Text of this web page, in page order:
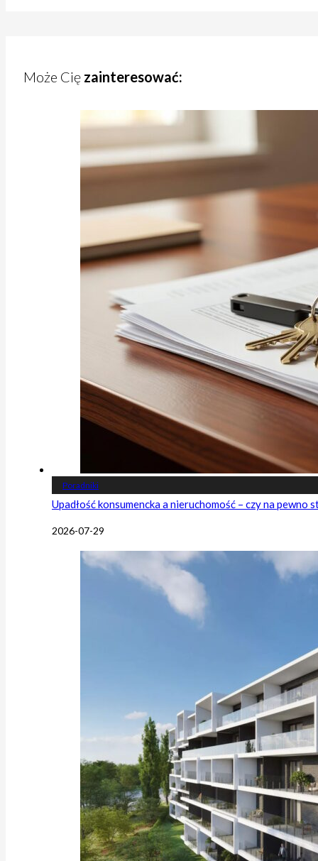
Może Cię zainteresować:
Poradniki
Upadłość konsumencka a nieruchomość – czy na pewno
2026-07-29